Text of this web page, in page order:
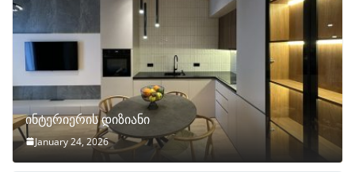
ინტერიერის დიზიანი
January 24, 2026